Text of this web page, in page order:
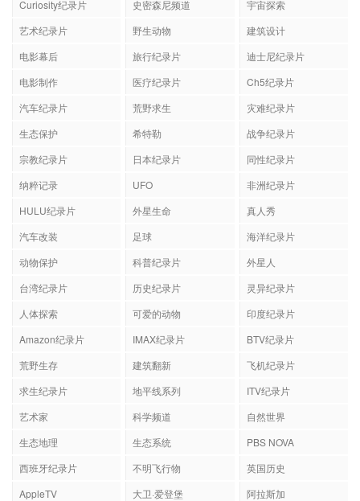
Curiosity纪录片 史密森尼频道
宇宙探索
艺术纪录片
野生动物
建筑设计
电影幕后
旅行纪录片
迪士尼纪录片
电影制作
医疗纪录片
Ch5纪录片
汽车纪录片
荒野求生
灾难纪录片
生态保护
希特勒
战争纪录片
宗教纪录片
日本纪录片
同性纪录片
纳粹记录
UFO
非洲纪录片
HULU纪录片
外星生命
真人秀
汽车改装
足球
海洋纪录片
动物保护
科普纪录片
外星人
台湾纪录片
历史纪录片
灵异纪录片
人体探索
可爱的动物
印度纪录片
Amazon纪录片
IMAX纪录片
BTV纪录片
荒野生存
建筑翻新
飞机纪录片
求生纪录片
地平线系列
ITV纪录片
艺术家
科学频道
自然世界
生态地理
生态系统
PBS NOVA
西班牙纪录片
不明飞行物
英国历史
AppleTV
大卫·爱登堡
阿拉斯加